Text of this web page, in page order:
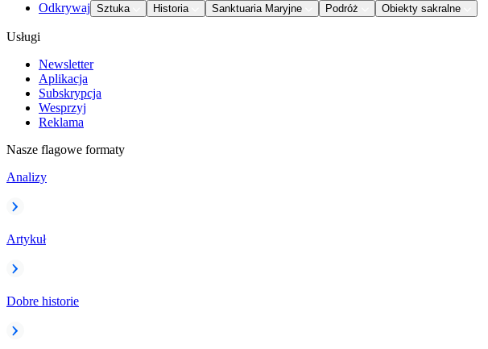
Odkrywaj Sztuka Historia Sanktuaria Maryjne Podróż Obiekty sakralne
Usługi
Newsletter
Aplikacja
Subskrypcja
Wesprzyj
Reklama
Nasze flagowe formaty
Analizy
Artykuł
Dobre historie